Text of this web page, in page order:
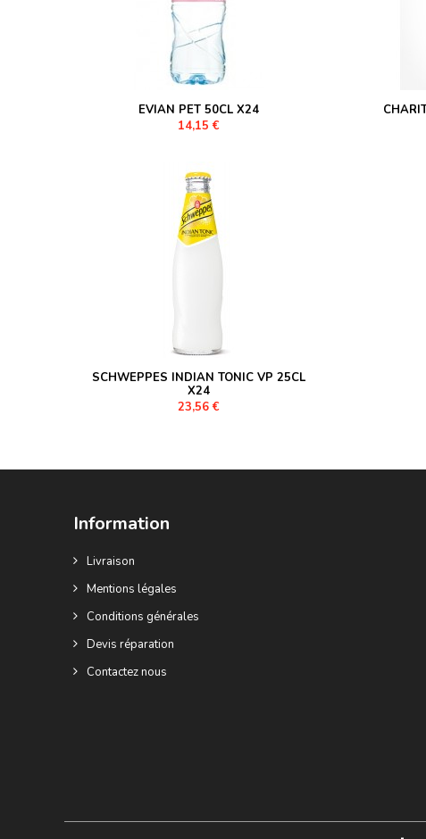
EVIAN PET 50CL X24
14,15 €
SCHWEPPES INDIAN TONIC VP 25CL
X24
23,56 €
Information
Livraison
Mentions légales
Conditions générales
Devis réparation
Contactez nous